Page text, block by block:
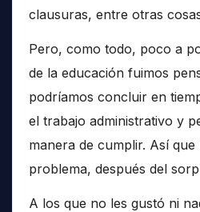
clausuras, entre otras
Pero, como todo, poco a
de la educación fuimos
podríamos concluir en
el trabajo administrativo y
manera de cumplir. Así
problema, después del
A los que no les gustó ni